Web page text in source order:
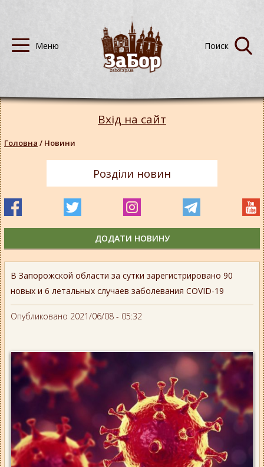
В Запорожской области за сутки зарегистрировано 90
новых и 6 летальных случаев заболевания COVID-19
Опубликовано 2021/06/08 - 05:32
Вхід на сайт
Головна / Новини
Розділи новин
ДОДАТИ НОВИНУ